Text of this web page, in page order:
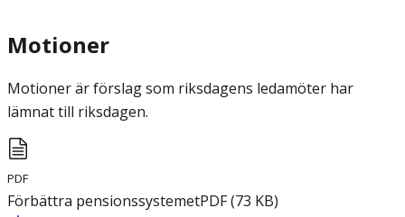
Motioner
Motioner är förslag som riksdagens ledamöter har
lämnat till riksdagen.
PDF
Förbättra pensionssystemetPDF(73 KB)